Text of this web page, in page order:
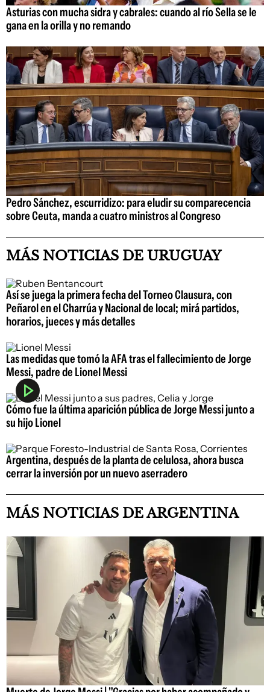
Asturias con mucha sidra y cabrales: cuando al río Sella se le
gana en la orilla y no remando
Pedro Sánchez, escurridizo: para eludir su comparecencia
sobre Ceuta, manda a cuatro ministros al Congreso
MÁS NOTICIAS DE URUGUAY
Así se juega la primera fecha del Torneo Clausura, con
Peñarol en el Charrúa y Nacional de local; mirá partidos,
horarios, jueces y más detalles
Las medidas que tomó la AFA tras el fallecimiento de Jorge
Messi, padre de Lionel Messi
Cómo fue la última aparición pública de Jorge Messi junto a
su hijo Lionel
Argentina, después de la planta de celulosa, ahora busca
cerrar la inversión por un nuevo aserradero
MÁS NOTICIAS DE ARGENTINA